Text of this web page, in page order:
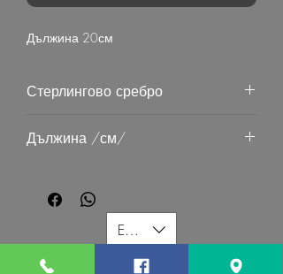
Дължина 20см
Стерлингово сребро
Дължина /см/
EUR (€)